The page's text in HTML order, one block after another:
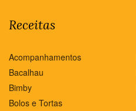
Receitas
Acompanhamentos
Bacalhau
Bimby
Bolos e Tortas